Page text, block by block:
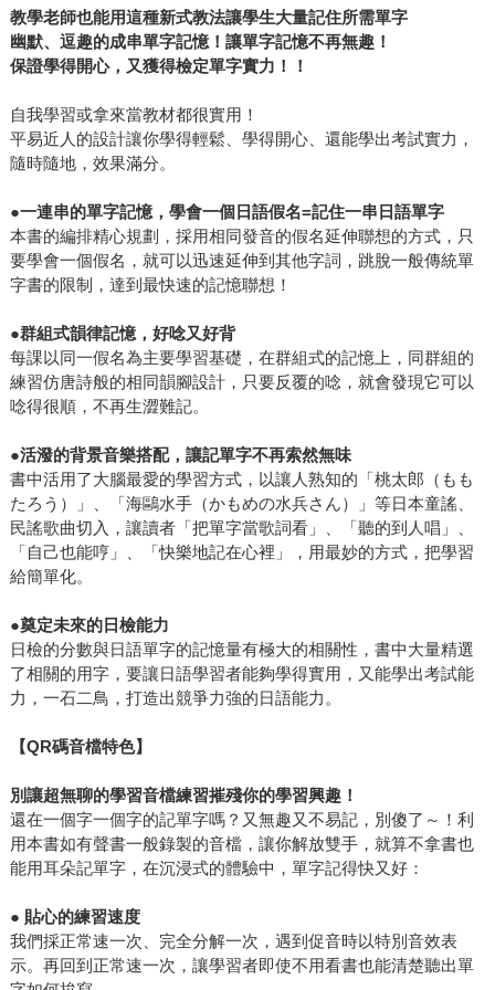
教學老師也能用這種新式教法讓學生大量記住所需單字
幽默、逗趣的成串單字記憶！讓單字記憶不再無趣！
保證學得開心，又獲得檢定單字實力！！
自我學習或拿來當教材都很實用！
平易近人的設計讓你學得輕鬆、學得開心、還能學出考試實力，
隨時隨地，效果滿分。
●一連串的單字記憶，學會一個日語假名=記住一串日語單字
本書的編排精心規劃，採用相同發音的假名延伸聯想的方式，只
要學會一個假名，就可以迅速延伸到其他字詞，跳脫一般傳統單
字書的限制，達到最快速的記憶聯想！
●群組式韻律記憶，好唸又好背
每課以同一假名為主要學習基礎，在群組式的記憶上，同群組的
練習仿唐詩般的相同韻腳設計，只要反覆的唸，就會發現它可以
唸得很順，不再生澀難記。
●活潑的背景音樂搭配，讓記單字不再索然無味
書中活用了大腦最愛的學習方式，以讓人熟知的「桃太郎（もも
たろう）」、「海鷗水手（かもめの水兵さん）」等日本童謠、
民謠歌曲切入，讓讀者「把單字當歌詞看」、「聽的到人唱」、
「自己也能哼」、「快樂地記在心裡」，用最妙的方式，把學習
給簡單化。
●奠定未來的日檢能力
日檢的分數與日語單字的記憶量有極大的相關性，書中大量精選
了相關的用字，要讓日語學習者能夠學得實用，又能學出考試能
力，一石二鳥，打造出競爭力強的日語能力。
【QR碼音檔特色】
別讓超無聊的學習音檔練習摧殘你的學習興趣！
還在一個字一個字的記單字嗎？又無趣又不易記，別傻了～！利
用本書如有聲書一般錄製的音檔，讓你解放雙手，就算不拿書也
能用耳朵記單字，在沉浸式的體驗中，單字記得快又好：
● 貼心的練習速度
我們採正常速一次、完全分解一次，遇到促音時以特別音效表
示。再回到正常速一次，讓學習者即使不用看書也能清楚聽出單